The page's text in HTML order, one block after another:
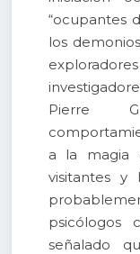
“ocupantes
los
Pierre
a la magia
visitantes y
psicólogos
señalado